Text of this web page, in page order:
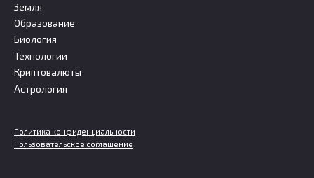
Земля
Образование
Биология
Технологии
Криптовалюты
Астрология
Политика конфиденциальности
Пользовательское соглашение